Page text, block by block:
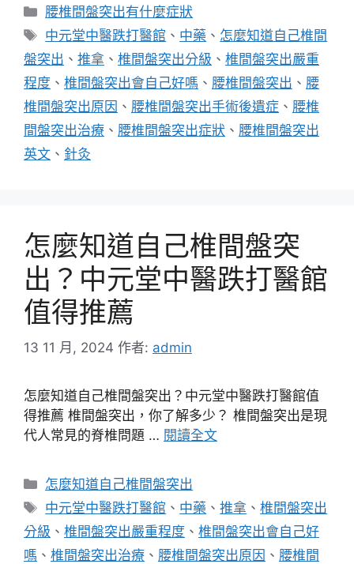
分
類
腰椎間盤突出有什麼症狀
標
籤
中元堂中醫跌打醫館 、 中藥 、 怎麼知道自己椎間
盤突出 、 推拿 、 椎間盤突出分級 、 椎間盤突出嚴重
程度 、 椎間盤突出會自己好嗎 、 腰椎間盤突出 、 腰
椎間盤突出原因 、 腰椎間盤突出手術後遺症 、 腰椎
間盤突出治療 、 腰椎間盤突出症狀 、 腰椎間盤突出
英文 、 針灸
怎麼知道自己椎間盤突
出？中元堂中醫跌打醫館
值得推薦
13 11 月, 2024 作者: admin
怎麼知道自己椎間盤突出？中元堂中醫跌打醫館值
得推薦 椎間盤突出，你了解多少？ 椎間盤突出是現
代人常見的脊椎問題 … 閱讀全文
分
類
怎麼知道自己椎間盤突出
標
籤
中元堂中醫跌打醫館 、 中藥 、推拿 、椎間盤突出
分級 、 椎間盤突出嚴重程度 、 椎間盤突出會自己好
嗎 、 椎間盤突出治療 、 腰椎間盤突出原因 、 腰椎間